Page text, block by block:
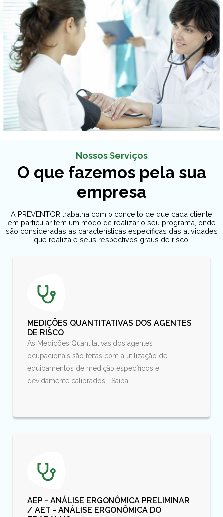
Nossos Serviços
O que fazemos pela sua
empresa
A PREVENTOR trabalha com o conceito de que cada cliente
em particular tem um modo de realizar o seu programa, onde
são consideradas as características específicas das atividades
que realiza e seus respectivos graus de risco.
MEDIÇÕES QUANTITATIVAS DOS AGENTES
DE RISCO
As Medições Quantitativas dos agentes
ocupacionais são feitas com a utilização de
equipamentos de medição específicos e
devidamente calibrados... Saiba...
AEP - ANÁLISE ERGONÔMICA PRELIMINAR
/ AET - ANÁLISE ERGONÔMICA DO